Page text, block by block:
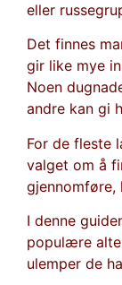
eller
Det finnes
gir like mye
Noen
andre kan gi
For de fleste
valget om å
gjennomføre,
I denne
populære
ulemper de